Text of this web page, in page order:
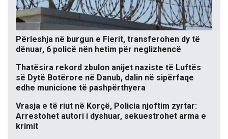
Përleshja në burgun e Fierit, transferohen dy të
dënuar, 6 policë nën hetim për neglizhencë
Thatësira rekord zbulon anijet naziste të Luftës
së Dytë Botërore në Danub, dalin në sipërfaqe
edhe municione të pashpërthyera
Vrasja e të riut në Korçë, Policia njoftim zyrtar:
Arrestohet autori i dyshuar, sekuestrohet arma e
krimit